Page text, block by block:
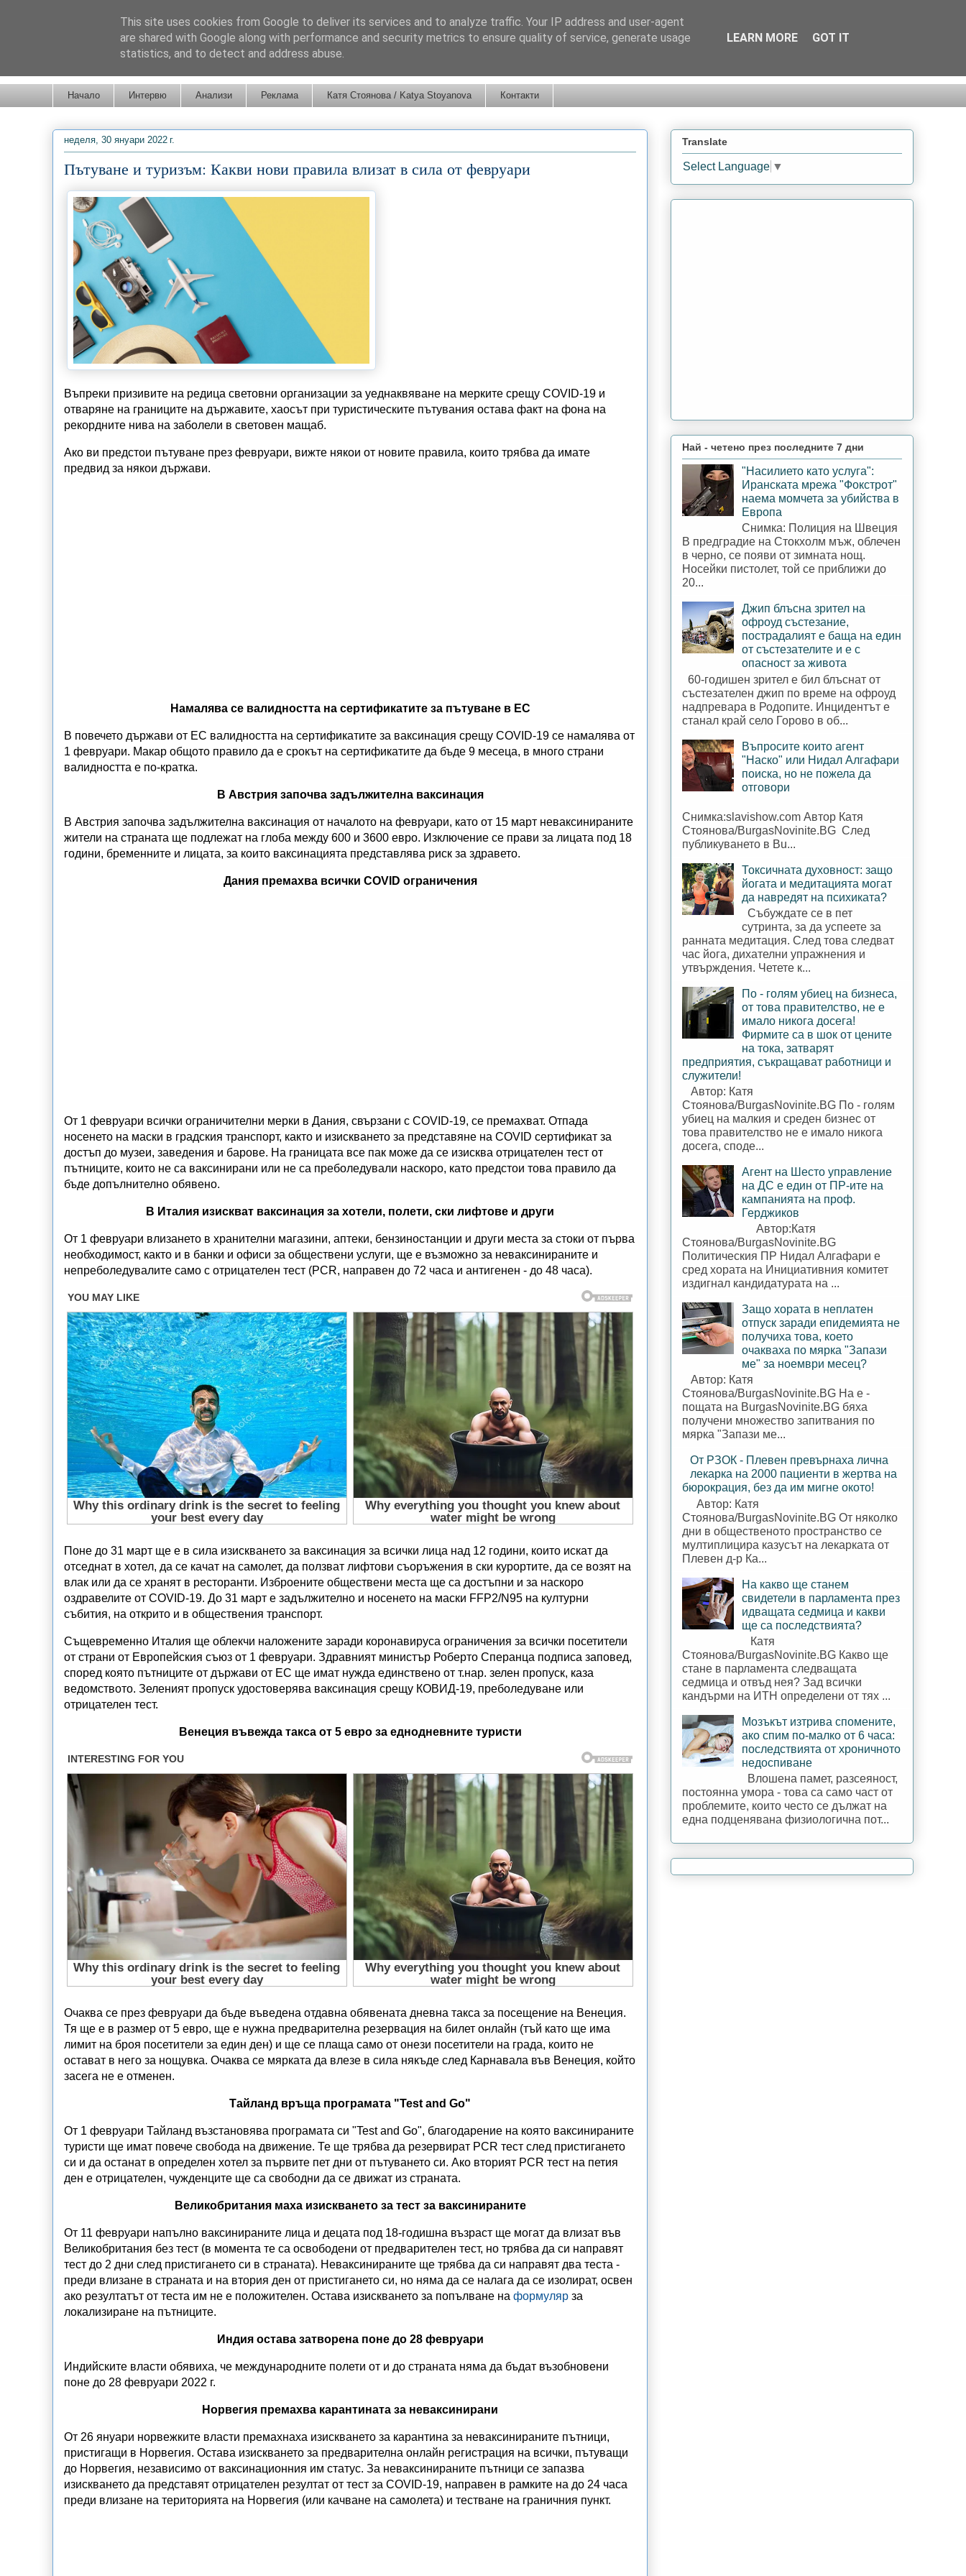
Начало Интервю Анализи Реклама Катя Стоянова / Katya Stoyanova Контакти
неделя, 30 януари 2022 г.
Пътуване и туризъм: Какви нови правила влизат в сила от февруари
Въпреки призивите на редица световни организации за уеднаквяване на мерките срещу COVID-19 и
отваряне на границите на държавите, хаосът при туристическите пътувания остава факт на фона на
рекордните нива на заболели в световен мащаб.
Ако ви предстои пътуване през февруари, вижте някои от новите правила, които трябва да имате
предвид за някои държави.
Намалява се валидността на сертификатите за пътуване в ЕС
В повечето държави от ЕС валидността на сертификатите за ваксинация срещу COVID-19 се намалява от
1 февруари. Макар общото правило да е срокът на сертификатите да бъде 9 месеца, в много страни
валидността е по-кратка.
В Австрия започва задължителна ваксинация
В Австрия започва задължителна ваксинация от началото на февруари, като от 15 март неваксинираните
жители на страната ще подлежат на глоба между 600 и 3600 евро. Изключение се прави за лицата под 18
години, бременните и лицата, за които ваксинацията представлява риск за здравето.
Дания премахва всички COVID ограничения
От 1 февруари всички ограничителни мерки в Дания, свързани с COVID-19, се премахват. Отпада
носенето на маски в градския транспорт, както и изискването за представяне на COVID сертификат за
достъп до музеи, заведения и барове. На границата все пак може да се изисква отрицателен тест от
пътниците, които не са ваксинирани или не са преболедували наскоро, като предстои това правило да
бъде допълнително обявено.
В Италия изискват ваксинация за хотели, полети, ски лифтове и други
От 1 февруари влизането в хранителни магазини, аптеки, бензиностанции и други места за стоки от първа
необходимост, както и в банки и офиси за обществени услуги, ще е възможно за неваксинираните и
непреболедувалите само с отрицателен тест (PCR, направен до 72 часа и антигенен - до 48 часа).
Поне до 31 март ще е в сила изискването за ваксинация за всички лица над 12 години, които искат да
отседнат в хотел, да се качат на самолет, да ползват лифтови съоръжения в ски курортите, да се возят на
влак или да се хранят в ресторанти. Изброените обществени места ще са достъпни и за наскоро
оздравелите от COVID-19. До 31 март е задължително и носенето на маски FFP2/N95 на културни
събития, на открито и в обществения транспорт.
Същевременно Италия ще облекчи наложените заради коронавируса ограничения за всички посетители
от страни от Европейския съюз от 1 февруари. Здравният министър Роберто Сперанца подписа заповед,
според която пътниците от държави от ЕС ще имат нужда единствено от т.нар. зелен пропуск, каза
ведомството. Зеленият пропуск удостоверява ваксинация срещу КОВИД-19, преболедуване или
отрицателен тест.
Венеция въвежда такса от 5 евро за еднодневните туристи
Очаква се през февруари да бъде въведена отдавна обявената дневна такса за посещение на Венеция.
Тя ще е в размер от 5 евро, ще е нужна предварителна резервация на билет онлайн (тъй като ще има
лимит на броя посетители за един ден) и ще се плаща само от онези посетители на града, които не
остават в него за нощувка. Очаква се мярката да влезе в сила някъде след Карнавала във Венеция, който
засега не е отменен.
Тайланд връща програмата "Test and Go"
От 1 февруари Тайланд възстановява програмата си "Test and Go", благодарение на която ваксинираните
туристи ще имат повече свобода на движение. Те ще трябва да резервират PCR тест след пристигането
си и да останат в определен хотел за първите пет дни от пътуването си. Ако вторият PCR тест на петия
ден е отрицателен, чужденците ще са свободни да се движат из страната.
Великобритания маха изискването за тест за ваксинираните
От 11 февруари напълно ваксинираните лица и децата под 18-годишна възраст ще могат да влизат във
Великобритания без тест (в момента те са освободени от предварителен тест, но трябва да си направят
тест до 2 дни след пристигането си в страната). Неваксинираните ще трябва да си направят два теста -
преди влизане в страната и на втория ден от пристигането си, но няма да се налага да се изолират, освен
ако резултатът от теста им не е положителен. Остава изискването за попълване на формуляр за
локализиране на пътниците.
Индия остава затворена поне до 28 февруари
Индийските власти обявиха, че международните полети от и до страната няма да бъдат възобновени
поне до 28 февруари 2022 г.
Норвегия премахва карантината за неваксинирани
От 26 януари норвежките власти премахнаха изискването за карантина за неваксинираните пътници,
пристигащи в Норвегия. Остава изискването за предварителна онлайн регистрация на всички, пътуващи
до Норвегия, независимо от ваксинационния им статус. За неваксинираните пътници се запазва
изискването да представят отрицателен резултат от тест за COVID-19, направен в рамките на до 24 часа
преди влизане на територията на Норвегия (или качване на самолета) и тестване на граничния пункт.
Translate
Select Language ▼
Най - четено през последните 7 дни
"Насилието като услуга":
Иранската мрежа "Фокстрот"
наема момчета за убийства в
Европа
Снимка: Полиция на Швеция
В предградие на Стокхолм мъж, облечен
в черно, се появи от зимната нощ.
Носейки пистолет, той се приближи до
20...
Джип блъсна зрител на
офроуд състезание,
пострадалият е баща на един
от състезателите и е с
опасност за живота
60-годишен зрител е бил блъснат от
състезателен джип по време на офроуд
надпревара в Родопите. Инцидентът е
станал край село Горово в об...
Въпросите които агент
"Наско" или Нидал Алгафари
поиска, но не пожела да
отговори
Снимка:slavishow.com Автор Катя
Стоянова/BurgasNovinite.BG След
публикуването в Bu...
Токсичната духовност: защо
йогата и медитацията могат
да навредят на психиката?
Събуждате се в пет
сутринта, за да успеете за
ранната медитация. След това следват
час йога, дихателни упражнения и
утвърждения. Четете к...
По - голям убиец на бизнеса,
от това правителство, не е
имало никога досега!
Фирмите са в шок от цените
на тока, затварят
предприятия, съкращават работници и
служители!
Автор: Катя
Стоянова/BurgasNovinite.BG По - голям
убиец на малкия и среден бизнес от
това правителство не е имало никога
досега, споде...
Агент на Шесто управление
на ДС е един от ПР-ите на
кампанията на проф.
Герджиков
Автор:Катя
Стоянова/BurgasNovinite.BG
Политическия ПР Нидал Алгафари е
сред хората на Инициативния комитет
издигнал кандидатурата на ...
Защо хората в неплатен
отпуск заради епидемията не
получиха това, което
очакваха по мярка "Запази
ме" за ноември месец?
Автор: Катя
Стоянова/BurgasNovinite.BG На е -
пощата на BurgasNovinite.BG бяха
получени множество запитвания по
мярка "Запази ме...
От РЗОК - Плевен превърнаха лична
лекарка на 2000 пациенти в жертва на
бюрокрация, без да им мигне окото!
Автор: Катя
Стоянова/BurgasNovinite.BG От няколко
дни в общественото пространство се
мултиплицира казусът на лекарката от
Плевен д-р Ка...
На какво ще станем
свидетели в парламента през
идващата седмица и какви
ще са последствията?
Катя
Стоянова/BurgasNovinite.BG Какво ще
стане в парламента следващата
седмица и отвъд нея? Зад всички
кандърми на ИТН определени от тях ...
Мозъкът изтрива спомените,
ако спим по-малко от 6 часа:
последствията от хроничното
недоспиване
Влошена памет, разсеяност,
постоянна умора - това са само част от
проблемите, които често се дължат на
една подценявана физиологична пот...
This site uses cookies from Google to deliver its services and to analyze traffic. Your IP address and user-agent
are shared with Google along with performance and security metrics to ensure quality of service, generate usage
statistics, and to detect and address abuse.
LEARN MORE GOT IT